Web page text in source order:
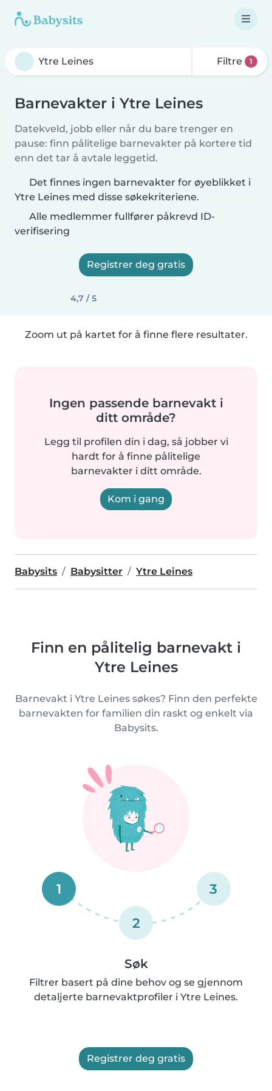
Filtre 1
Barnevakter i Ytre Leines
Datekveld, jobb eller når du bare trenger en
pause: finn pålitelige barnevakter på kortere tid
enn det tar å avtale leggetid.
Det finnes ingen barnevakter for øyeblikket i
Ytre Leines med disse søkekriteriene.
Alle medlemmer fullfører påkrevd ID-
verifisering
Registrer deg gratis
4,7 / 5
Zoom ut på kartet for å finne flere resultater.
Ingen passende barnevakt i
ditt område?
Legg til profilen din i dag, så jobber vi
hardt for å finne pålitelige
barnevakter i ditt område.
Kom i gang
Babysits Babysitter Ytre Leines
Finn en pålitelig barnevakt i
Ytre Leines
Barnevakt i Ytre Leines søkes? Finn den perfekte
barnevakten for familien din raskt og enkelt via
Babysits.
1
2
3
Søk
Filtrer basert på dine behov og se gjennom
detaljerte barnevaktprofiler i Ytre Leines.
Registrer deg gratis